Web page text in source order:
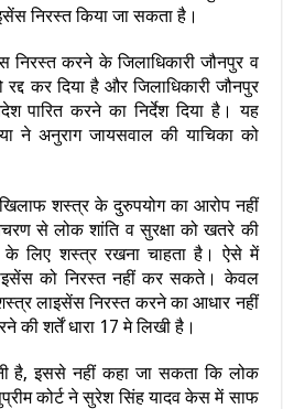
निरस्त किया जा सकता है।
निरस्त करने के जिलाधिकारी जौनपुर व
कर दिया है और जिलाधिकारी जौनपुर
पारित करने का निर्देश दिया है। यह
ने अनुराग जायसवाल की याचिका को
शस्त्र के दुरुपयोग का आरोप नहीं
से लोक शांति व सुरक्षा को खतरे की
लिए शस्त्र रखना चाहता है। ऐसे में
को निरस्त नहीं कर सकते। केवल
लाइसेंस निरस्त करने का आधार नहीं
की शर्तें धारा 17 मे लिखी है।
है, इससे नहीं कहा जा सकता कि लोक
कोर्ट ने सुरेश सिंह यादव केस में साफ